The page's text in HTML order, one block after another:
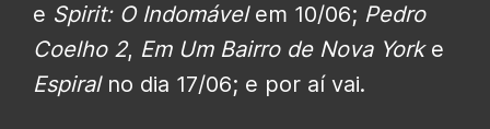
e Spirit: O Indomávelem 10/06; Pedro
Coelho 2, Em Um Bairro de Nova Yorke
Espiralno dia 17/06; e por aí vai.